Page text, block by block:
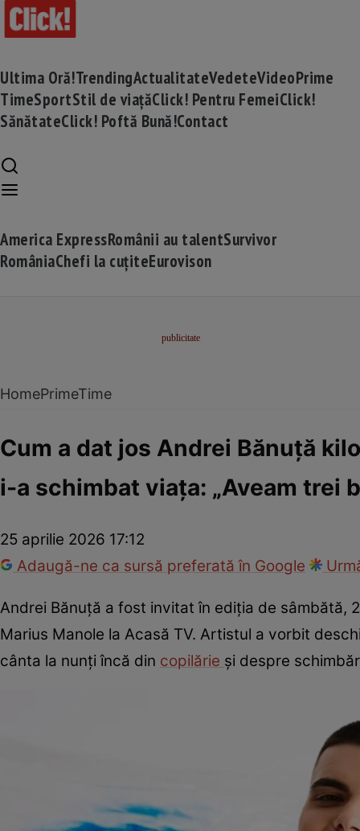
Ultima Oră!TrendingActualitateVedeteVideoPrime
TimeSportStil de viațăClick! Pentru FemeiClick!
SănătateClick! Poftă Bună!Contact
America ExpressRomânii au talentSurvivor
RomâniaChefi la cuțiteEurovison
HomePrimeTime
Cum a dat jos Andrei Bănuță
i-a schimbat viața: „Aveam trei
25 aprilie 2026 17:12
Adaugă-ne ca sursă preferată în Google
Andrei Bănuță a fost invitat în ediția de sâmbătă,
Marius Manole la Acasă TV. Artistul a vorbit
cânta la nunți încă din copilărie și despre